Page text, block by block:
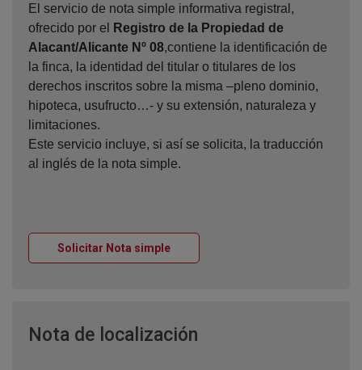
El servicio de nota simple informativa registral,
ofrecido por el
Registro de la Propiedad de
Alacant/Alicante Nº 08,contiene la identificación de
la finca, la identidad del titular o titulares de los
derechos inscritos sobre la misma –pleno dominio,
hipoteca, usufructo…- y su extensión, naturaleza y
limitaciones.
Este servicio incluye, si así se solicita, la traducción
al inglés de la nota simple.
Solicitar Nota simpleVentana nueva
Nota de localización